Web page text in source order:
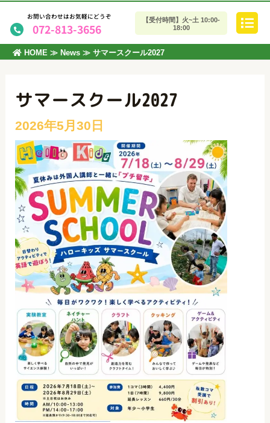
お問い合わせはお気軽にどうぞ
072-813-3656
【受付時間】火~土 10:00-
18:00
HOME ≫ News ≫ サマースクール2027
サマースクール2027